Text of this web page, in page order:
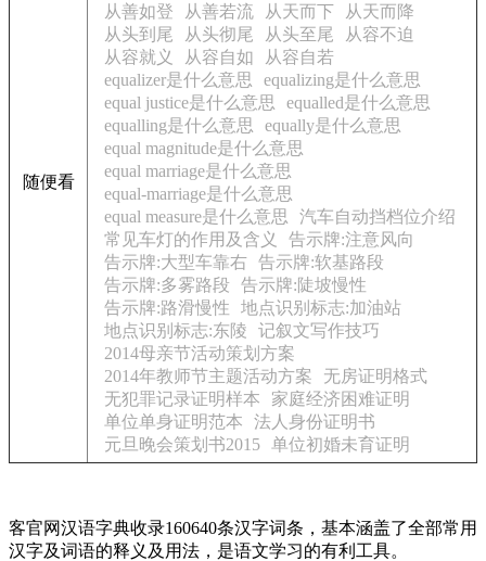
随便看
从善如登
从善若流 从天而下
从天而降
从头到尾
从头彻尾 从头至尾
从容不迫
从容就义
从容自如
从容自若
equalizer是什么意思
equalizing是什么意思
equal justice是什么意思
equalled是什么意思
equalling是什么意思
equally是什么意思
equal magnitude是什么意思
equal marriage是什么意思
equal-marriage是什么意思
equal measure是什么意思
汽车自动挡档位介绍
常见车灯的作用及含义
告示牌:注意风向
告示牌:大型车靠右 告示牌:软基路段
告示牌:多雾路段 告示牌:陡坡慢性
告示牌:路滑慢性
地点识别标志:加油站
地点识别标志:东陵
记叙文写作技巧
2014母亲节活动策划方案
2014年教师节主题活动方案
无房证明格式
无犯罪记录证明样本
家庭经济困难证明
单位单身证明范本
法人身份证明书
元旦晚会策划书2015 单位初婚未育证明
客官网汉语字典收录160640条汉字词条，基本涵盖了全部常用
汉字及词语的释义及用法，是语文学习的有利工具。